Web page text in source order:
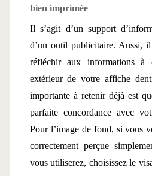
bien imprimée
Il s’agit d’un support
d’un outil publicitaire. Aussi, il
réfléchir aux informations à
extérieur de votre affiche
importante à retenir déjà est
parfaite concordance avec
Pour l’image de fond, si vous
correctement perçue
vous utiliserez, choisissez le